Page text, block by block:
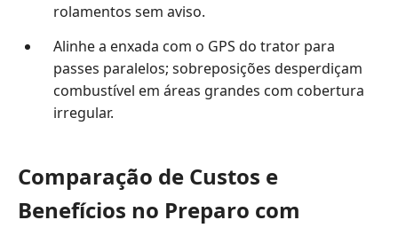
rolamentos sem aviso.
Alinhe a enxada com o GPS do trator para
passes paralelos; sobreposições desperdiçam
combustível em áreas grandes com cobertura
irregular.
Comparação de Custos e
Benefícios no Preparo com